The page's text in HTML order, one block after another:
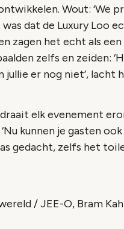
Wout: ‘We
dat de Luxury Loo
zagen het echt als
zelfs en zeiden:
jullie er nog niet’, lacht
elk evenement
kunnen je gasten
gedacht, zelfs het
/ JEE-O, Bram